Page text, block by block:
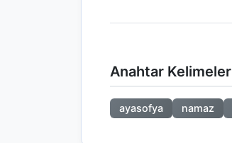
Anahtar Kelimeler
ayasofya namaz